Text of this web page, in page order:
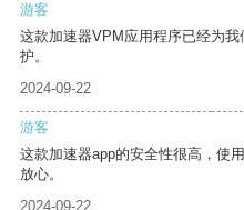
游客
这款加速器VPM应用程序已经为
护。
2024-09-22
游客
这款加速器app的安全性很高，使
放心。
2024-09-22